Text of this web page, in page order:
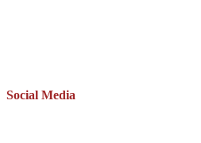
Social Media